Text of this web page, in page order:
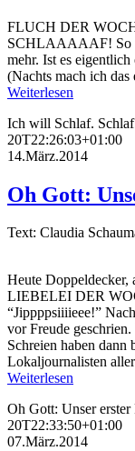
FLUCH DER
SCHLAAAAAF! So
mehr. Ist es
(Nachts mach ich
Weiterlesen
Ich will Schlaf.
20T22:26:03+01:00
14.März.2014
Oh Gott:
Text: Claudia
Heute
LIEBELEI DER
“Jippppsiiiieee!”
vor Freude
Schreien haben dann
Lokaljournalisten
Weiterlesen
Oh Gott: Unser erster
20T22:33:50+01:00
07.März.2014